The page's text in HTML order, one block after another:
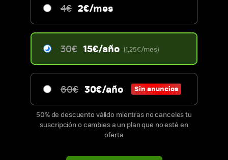
4€ 2€/mes
30€ 15€/año (1,25€/mes)
60€ 30€/año Sin anuncios
50% de descuento válido mientras no canceles tu
suscripción o cambies a un plan que no esté en
oferta